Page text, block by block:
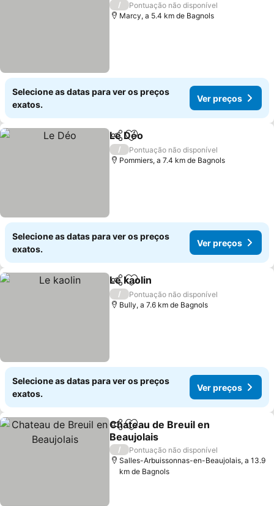
/
Pontuação não disponível
Marcy, a 5.4 km de Bagnols
Selecione as datas para ver os preços
exatos.
Ver preços
PartilharAdicionar aos favoritos
Le Déo
/
Pontuação não disponível
Pommiers, a 7.4 km de Bagnols
Selecione as datas para ver os preços
exatos.
Ver preços
PartilharAdicionar aos favoritos
Le kaolin
/
Pontuação não disponível
Bully, a 7.6 km de Bagnols
Selecione as datas para ver os preços
exatos.
Ver preços
PartilharAdicionar aos favoritos
Chateau de Breuil en
Beaujolais
Ver preços
/
Pontuação não disponível
Salles-Arbuissonnas-en-Beaujolais, a 13.9
km de Bagnols